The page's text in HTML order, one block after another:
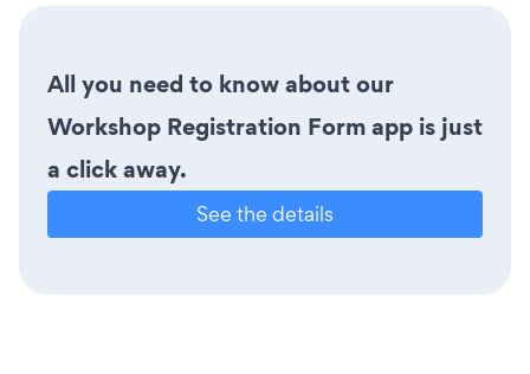
All you need to know about our
Workshop Registration Form app is just
a click away.
See the details